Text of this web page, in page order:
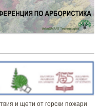
и щети от горски пожари